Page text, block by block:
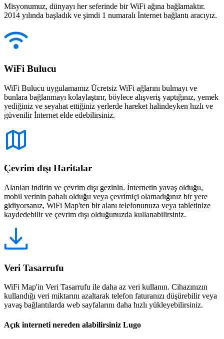
Misyonumuz, dünyayı her seferinde bir WiFi ağına bağlamaktır.
2014 yılında başladık ve şimdi 1 numaralı İnternet bağlantı aracıyız.
WiFi Bulucu
WiFi Bulucu uygulamamız Ücretsiz WiFi ağlarını bulmayı ve
bunlara bağlanmayı kolaylaştırır, böylece alışveriş yaptığınız, yemek
yediğiniz ve seyahat ettiğiniz yerlerde hareket halindeyken hızlı ve
güvenilir İnternet elde edebilirsiniz.
Çevrim dışı Haritalar
Alanları indirin ve çevrim dışı gezinin. İnternetin yavaş olduğu,
mobil verinin pahalı olduğu veya çevrimiçi olamadığınız bir yere
gidiyorsanız, WiFi Map'ten bir alanı telefonunuza veya tabletinize
kaydedebilir ve çevrim dışı olduğunuzda kullanabilirsiniz.
Veri Tasarrufu
WiFi Map'in Veri Tasarrufu ile daha az veri kullanın. Cihazınızın
kullandığı veri miktarını azaltarak telefon faturanızı düşürebilir veya
yavaş bağlantılarda web sayfalarını daha hızlı yükleyebilirsiniz.
Açık interneti nereden alabilirsiniz Lugo